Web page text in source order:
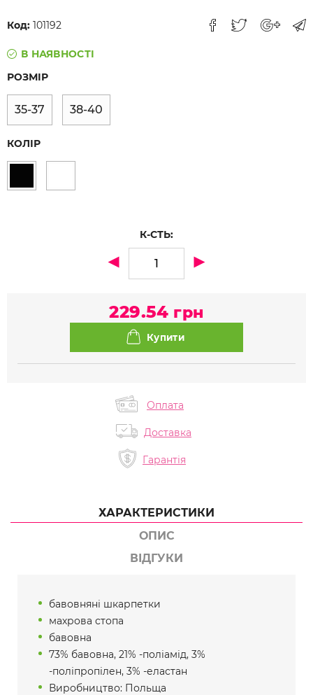
Код: 101192
В НАЯВНОСТІ
РОЗМІР
35-37 38-40
КОЛІР
К-СТЬ:
229.54 грн
Оплата
Доставка
Гарантія
ХАРАКТЕРИСТИКИ
ОПИС
ВІДГУКИ
бавовняні шкарпетки
махрова стопа
бавовна
73% бавовна, 21% -поліамід, 3%
-поліпропілен, 3% -еластан
Виробництво: Польща